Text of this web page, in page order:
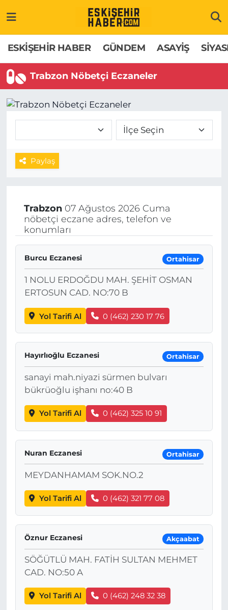
ESKİŞEHİR HABER GÜNDEM ASAYİŞ
Trabzon Nöbetçi Eczaneler
Paylaş
Trabzon07 Ağustos 2026 Cuma
nöbetçi eczane adres, telefon ve
konumları
Burcu Eczanesi Ortahisar
1 NOLU ERDOĞDU MAH. ŞEHİT OSMAN
ERTOSUN CAD. NO:70 B
Yol Tarifi Al 0 (462) 230 17 76
Hayırlıoğlu Eczanesi Ortahisar
sanayi mah.niyazi sürmen bulvarı
bükrüoğlu işhanı no:40 B
Yol Tarifi Al 0 (462) 325 10 91
Nuran Eczanesi Ortahisar
MEYDANHAMAM SOK.NO.2
Yol Tarifi Al 0 (462) 321 77 08
Öznur Eczanesi Akçaabat
SÖĞÜTLÜ MAH. FATİH SULTAN MEHMET
CAD. NO:50 A
Yol Tarifi Al 0 (462) 248 32 38
GÜNDEM
ASAYİŞ
EKONOMİ
SAĞLIK
SPOR
MAGAZİN
ESKİŞEHİRSPOR
Hakkımızda
İletişim
Odunpazarı Trafik Yoğunluk Haritası
Süper Lig Puan Durumu ve Fikstür
Son Dakika Haberleri
Haber Arşivi